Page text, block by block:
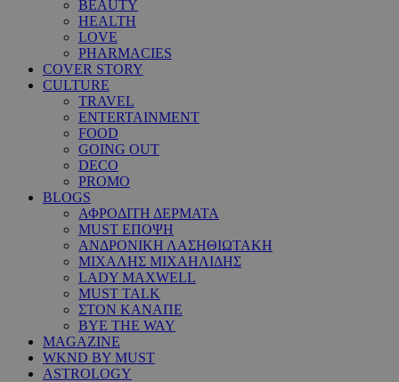
BEAUTY
HEALTH
LOVE
PHARMACIES
COVER STORY
CULTURE
TRAVEL
ENTERTAINMENT
FOOD
GOING OUT
DECO
PROMO
BLOGS
ΑΦΡΟΔΙΤΗ ΔΕΡΜΑΤΑ
MUST ΕΠΟΨΗ
ΑΝΔΡΟΝΙΚΗ ΛΑΣΗΘΙΩΤΑΚΗ
ΜΙΧΑΛΗΣ ΜΙΧΑΗΛΙΔΗΣ
LADY MAXWELL
MUST TALK
ΣΤΟΝ ΚΑΝΑΠΕ
BYE THE WAY
MAGAZINE
WKND BY MUST
ASTROLOGY